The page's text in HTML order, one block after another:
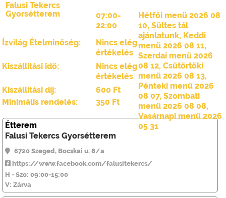
Falusi Tekercs
Gyorsétterem
07:00-
22:00
Hétfői menü 2026 08
10,Sültes tál
ajánlatunk, Keddi
menü 2026 08 11,
Szerdai menü 2026
08 12,Csütörtöki
menü 2026 08 13,
Pénteki menü 2026
08 07,Szombati
menü 2026 08 08,
Vasárnapi menü 2026
05 31
Ízvilág Ételminőség:
Nincs elég
értékelés
Kiszállítási idő:
Nincs elég
értékelés
Kiszállítási díj:
600 Ft
Minimális rendelés:
350 Ft
Étterem
Falusi Tekercs Gyorsétterem
6720 Szeged, Bocskai u. 8/a
https://www.facebook.com/falusitekercs/
H - Szo: 09:00-15:00
V: Zárva